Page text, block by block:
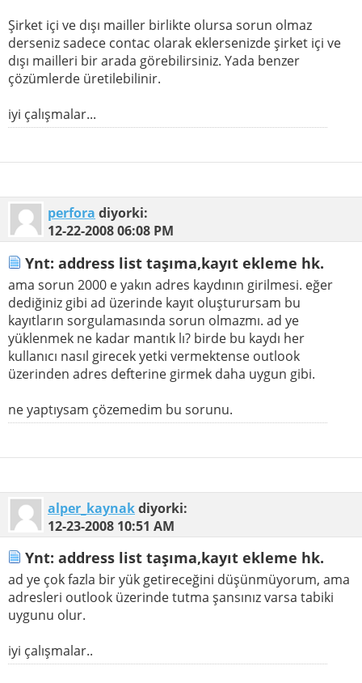
Şirket içi ve dışı mailler birlikte olursa sorun olmaz
derseniz sadece contac olarak eklersenizde şirket içi ve
dışı mailleri bir arada görebilirsiniz. Yada benzer
çözümlerde üretilebilinir.
iyi çalışmalar...
perfora diyorki:
12-22-200806:08 PM
Ynt: address list taşıma,kayıt ekleme hk.
ama sorun 2000 e yakın adres kaydının girilmesi. eğer
dediğiniz gibi ad üzerinde kayıt oluşturursam bu
kayıtların sorgulamasında sorun olmazmı. ad ye
yüklenmek ne kadar mantık lı? birde bu kaydı her
kullanıcı nasıl girecek yetki vermektense outlook
üzerinden adres defterine girmek daha uygun gibi.
ne yaptıysam çözemedim bu sorunu.
alper_kaynakdiyorki:
12-23-2008 10:51 AM
Ynt: address list taşıma,kayıt ekleme hk.
ad ye çok fazla bir yük getireceğini düşünmüyorum, ama
adresleri outlook üzerinde tutma şansınız varsa tabiki
uygunu olur.
iyi çalışmalar..